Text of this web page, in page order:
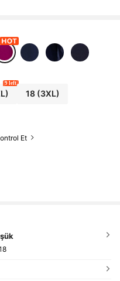
9 left
18(3XL)
Et